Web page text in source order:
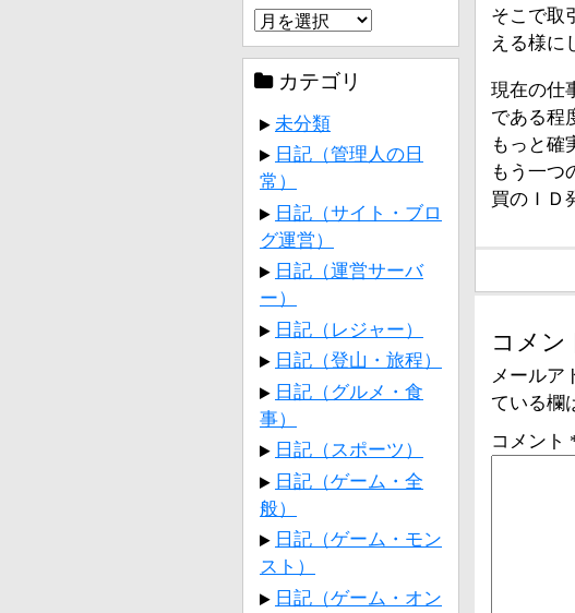
そこで取
える様に
現在の仕
である程
もっと確
もう一つ
買のＩＤ
コメン
メールア
ている欄
コメント
カテゴリ
未分類
日記（管理人の日
常）
日記（サイト・ブロ
グ運営）
日記（運営サーバ
ー）
日記（レジャー）
日記（登山・旅程）
日記（グルメ・食
事）
日記（スポーツ）
日記（ゲーム・全
般）
日記（ゲーム・モン
スト）
日記（ゲーム・オン